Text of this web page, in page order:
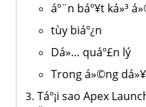
áº¨n báº¥t ká»³
tùy biáº¿n
Dá»… quáº£n lý
Trong á»©ng
Táº¡i sao Apex